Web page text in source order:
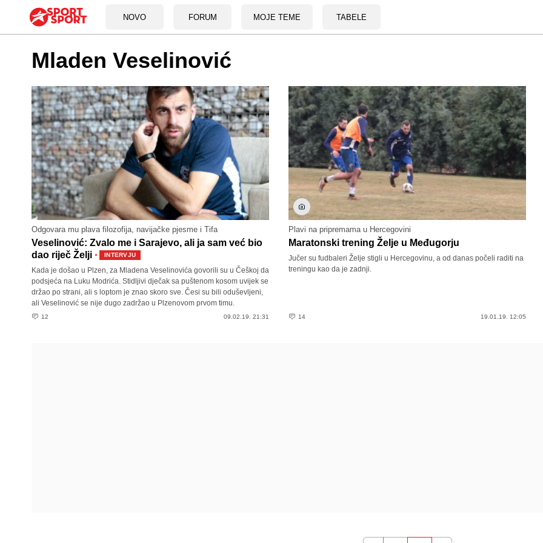
NOVO FORUM MOJE TEME TABELE
Mladen Veselinović
Odgovara mu plava filozofija, navijačke pjesme i Tifa
Veselinović: Zvalo me i Sarajevo, ali ja sam već bio
dao riječ Želji · INTERVJU
Kada je došao u Plzen, za Mladena Veselinovića govorili su u Češkoj da
podsjeća na Luku Modrića. Stidljivi dječak sa puštenom kosom uvijek se
držao po strani, ali s loptom je znao skoro sve. Česi su bili oduševljeni,
ali Veselinović se nije dugo zadržao u Plzenovom prvom timu.
12 09.02.19. 21:31
Plavi na pripremama u Hercegovini
Maratonski trening Želje u Međugorju
Jučer su fudbaleri Želje stigli u Hercegovinu, a od danas počeli raditi na
treningu kao da je zadnji.
14 19.01.19. 12:05